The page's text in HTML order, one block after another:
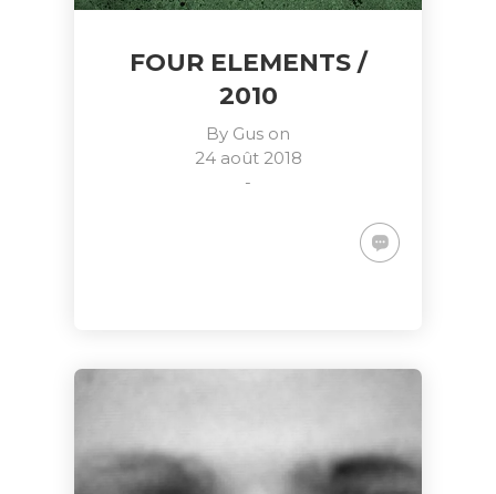
FOUR ELEMENTS /
2010
By Gus on
24 août 2018
-